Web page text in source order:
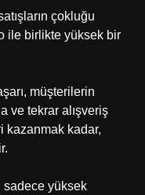
çokluğu
ile birlikte yüksek bir
müşterilerin
ve tekrar alışveriş
kazanmak kadar,
sadece yüksek